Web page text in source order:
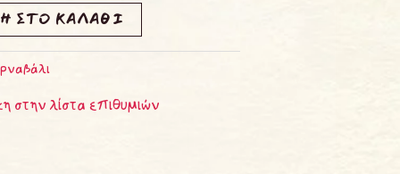
ΣΤΟ ΚΑΛΆΘΙ
στην λίστα επιθυμιών